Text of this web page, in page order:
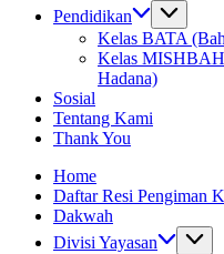
Pendidikan
Kelas BATA
Kelas MISHBAH
Hadana)
Sosial
Tentang Kami
Thank You
Home
Daftar Resi Pengiman
Dakwah
Divisi Yayasan